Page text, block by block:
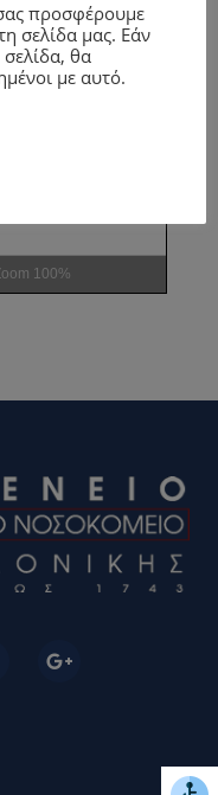
100%
προσφέρουμε
σελίδα μας. Εάν
σελίδα, θα
με αυτό.